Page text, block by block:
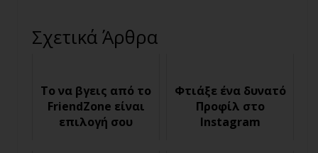
Σχετικά Άρθρα
Το να βγεις από το
FriendZone είναι
επιλογή σου
Φτιάξε ένα δυνατό
Προφίλ στο
Instagram